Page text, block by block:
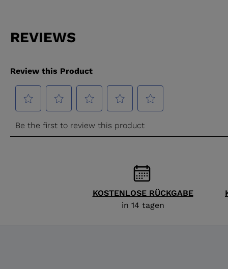
KOSTENLOSE RÜCKGABE
in 14 tagen